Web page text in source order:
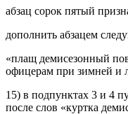
абзац сорок пятый
дополнить абзацем
«плащ демисезонный
офицерам при зимней и
15) в подпунктах 3 и 4
после слов «куртка